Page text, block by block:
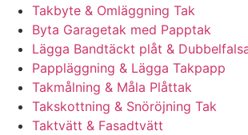
Takbyte & Omläggning Tak
Byta Garagetak med Papptak
Lägga Bandtäckt plåt &
Pappläggning & Lägga Takpapp
Takmålning & Måla Plåttak
Takskottning & Snöröjning Tak
Taktvätt & Fasadtvätt